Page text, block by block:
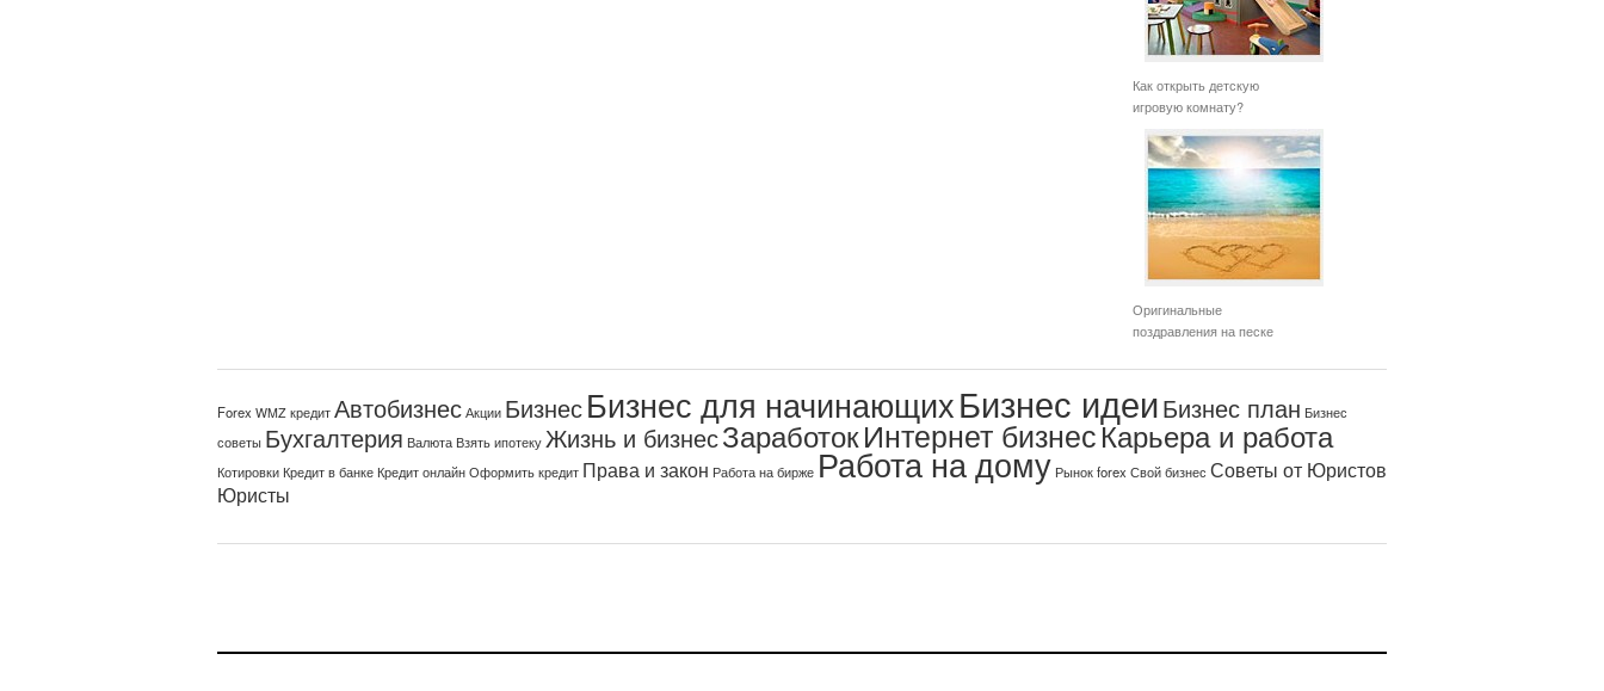
Как открыть детскую
игровую комнату?
Оригинальные
поздравления на песке
Forex WMZ кредит АвтобизнесАкции БизнесБизнес для начинающихБизнес идеиБизнес план Бизнес
советы Бухгалтерия Валюта Взять ипотеку Жизнь и бизнесЗаработокИнтернет бизнесКарьера и работа
Котировки Кредит в банке Кредит онлайн Оформить кредит Права и закон Работа на бирже Работа на дому Рынок forex Свой бизнес Советы от Юристов
Юристы